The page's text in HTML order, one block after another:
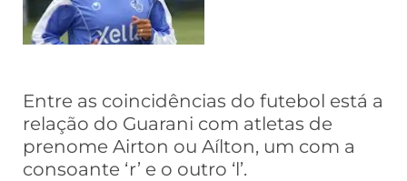
Entre as coincidências do futebol está a
relação do Guarani com atletas de
prenome Airton ou Aílton, um com a
consoante ‘r’ e o outro ‘l’.